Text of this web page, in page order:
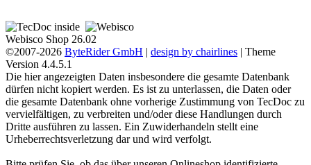
Webisco Shop 26.02
©2007-2026 ByteRider GmbH | design by chairlines | Theme
Version 4.4.5.1
Die hier angezeigten Daten insbesondere die gesamte Datenbank
dürfen nicht kopiert werden. Es ist zu unterlassen, die Daten oder
die gesamte Datenbank ohne vorherige Zustimmung von TecDoc zu
vervielfältigen, zu verbreiten und/oder diese Handlungen durch
Dritte ausführen zu lassen. Ein Zuwiderhandeln stellt eine
Urheberrechtsverletzung dar und wird verfolgt.